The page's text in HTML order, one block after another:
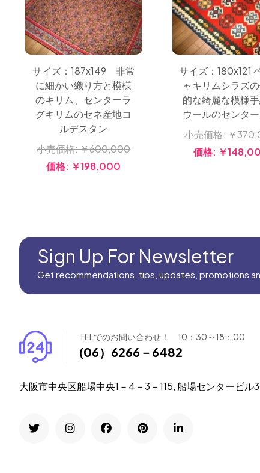
サイズ：187x149 非常
に細かい織り方と模様
のキリム、センターラ
グキリムのセネ産地コ
ルデスタン
小売価格:￥600,000
価格: ￥198,000
サイズ：180x121
ャキリムシラズ
的な綺麗な模様手
ウールのセンタ
小売価格:￥
価格: ￥
Sign Up For Newsletter
Get recommendations, tips, updates, promotions
TELでのお問い合わせ！ 10：30～18：00
(06）6266－6482
大阪市中央区船場中央1－4－3－115, 船場センタービル